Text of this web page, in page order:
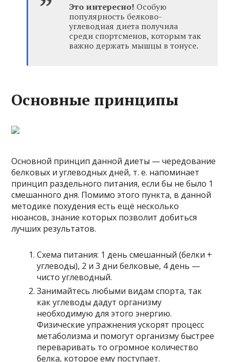
Это интересно! Особую
популярность белково-
углеводная диета получила
среди спортсменов, которым так
важно держать мышцы в тонусе.
Основные принципы
Основной принцип данной диеты — чередование
белковых и углеводных дней, т. е. напоминает
принцип раздельного питания, если бы не было 1
смешанного дня. Помимо этого пункта, в данной
методике похудения есть ещё несколько
нюансов, знание которых позволит добиться
лучших результатов.
Схема питания: 1 день смешанный (белки +
углеводы), 2 и 3 дни белковые, 4 день —
чисто углеводный.
Занимайтесь любыми видам спорта, так
как углеводы дадут организму
необходимую для этого энергию.
Физические упражнения ускорят процесс
метаболизма и помогут организму быстрее
переваривать то огромное количество
белка, которое ему поступает.